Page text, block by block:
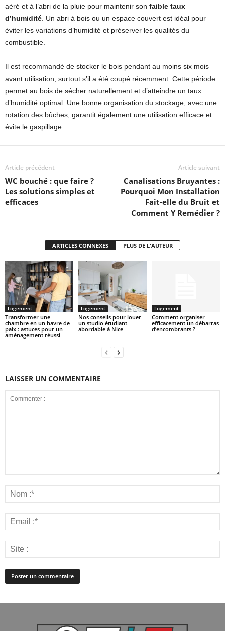
aéré et à l’abri de la pluie pour maintenir son faible taux
d’humidité. Un abri à bois ou un espace couvert est idéal pour
éviter les variations d’humidité et préserver les qualités du
combustible.
Il est recommandé de stocker le bois pendant au moins six mois
avant utilisation, surtout s’il a été coupé récemment. Cette période
permet au bois de sécher naturellement et d’atteindre un taux
d’humidité optimal. Une bonne organisation du stockage, avec une
rotation des bûches, garantit également une utilisation efficace et
évite le gaspillage.
Article précédent
WC bouché : que faire ?
Les solutions simples et
efficaces
Article suivant
Canalisations Bruyantes :
Pourquoi Mon Installation
Fait-elle du Bruit et
Comment Y Remédier ?
ARTICLES CONNEXES PLUS DE L'AUTEUR
Logement
Transformer une
chambre en un havre de
paix : astuces pour un
aménagement réussi
Logement
Nos conseils pour louer
un studio étudiant
abordable à Nice
Logement
Comment organiser
efficacement un débarras
d’encombrants ?
LAISSER UN COMMENTAIRE